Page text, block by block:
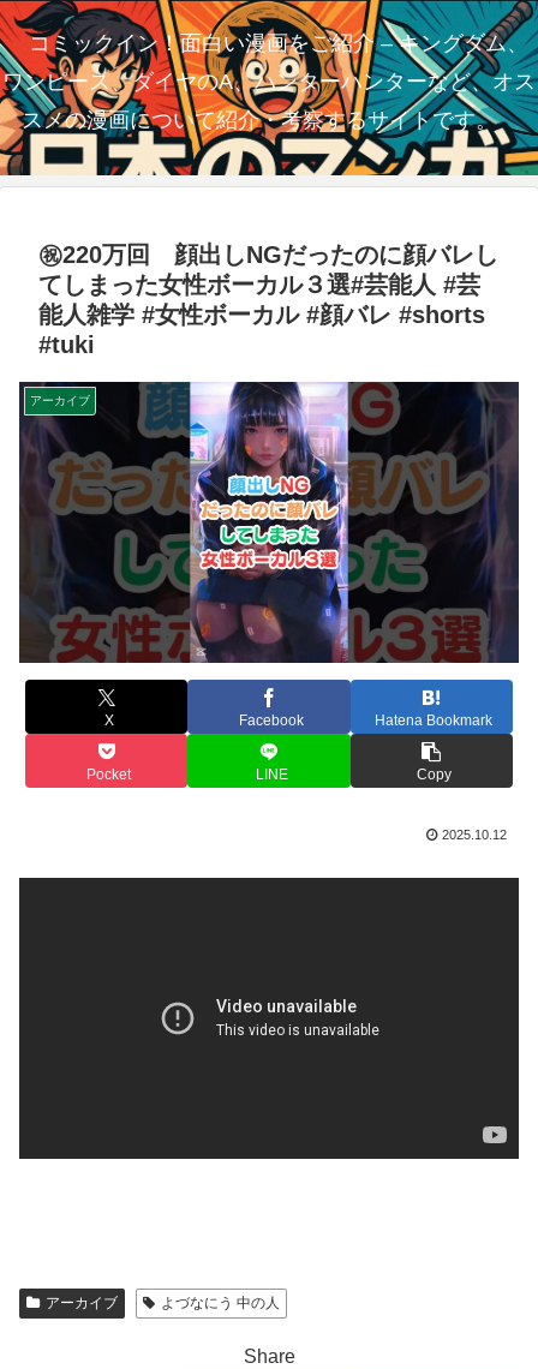
コミックイン！面白い漫画をご紹介 – キングダム、
ワンピース、ダイヤのA、ハンターハンターなど、オス
スメの漫画について紹介・考察するサイトです。
㊗️220万回 顔出しNGだったのに顔バレし
てしまった女性ボーカル３選#芸能人 #芸
能人雑学 #女性ボーカル #顔バレ #shorts
#tuki
アーカイブ
X Facebook Hatena Bookmark
Pocket LINE Copy
2025.10.12
アーカイブ よづなにう 中の人
Share